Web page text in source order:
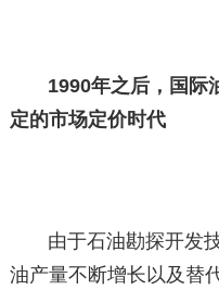
1990年之后，国际
定的市场定价时代
由于石油勘探开发
油产量不断增长以及替